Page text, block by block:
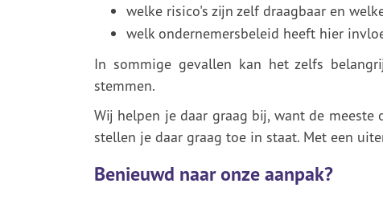
welke risico's zijn zelf draagbaar en
welk ondernemersbeleid heeft hier
In sommige gevallen kan het zelfs
stemmen.
Wij helpen je daar graag bij, want de
stellen je daar graag toe in staat. Met een
Benieuwd naar onze aanpak?